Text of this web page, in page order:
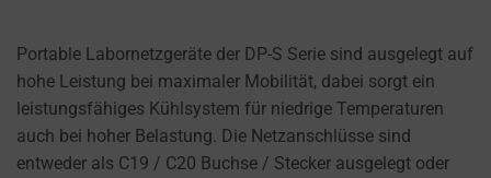
Portable Labornetzgeräte der DP-S Serie sind ausgelegt auf
hohe Leistung bei maximaler Mobilität, dabei sorgt ein
leistungsfähiges Kühlsystem für niedrige Temperaturen
auch bei hoher Belastung. Die Netzanschlüsse sind
entweder als C19 / C20 Buchse / Stecker ausgelegt oder